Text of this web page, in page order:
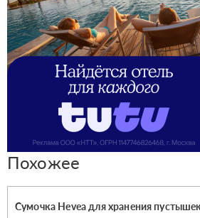
Похожее
Сумочка Hevea для хранения пустышек